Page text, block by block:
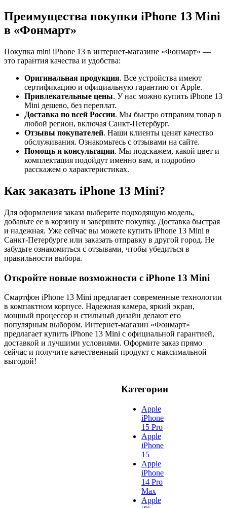
Преимущества покупки iPhone 13 Mini
в «Фонмарт»
Покупка mini iPhone 13 в интернет-магазине «Фонмарт» —
это гарантия качества и удобства:
Оригинальная продукция. Все устройства имеют
сертификацию и официальную гарантию от Apple.
Привлекательные цены. У нас можно купить iPhone 13
Mini дешево, без переплат.
Доставка по всей России. Мы быстро отправим товар в
любой регион, включая Санкт-Петербург.
Отзывы покупателей. Наши клиенты ценят качество
обслуживания. Ознакомьтесь с отзывами на сайте.
Помощь и консультации. Мы подскажем, какой цвет и
комплектация подойдут именно вам, и подробно
расскажем о характеристиках.
Как заказать iPhone 13 Mini?
Для оформления заказа выберите подходящую модель,
добавьте ее в корзину и завершите покупку. Доставка быстрая
и надежная. Уже сейчас вы можете купить iPhone 13 Mini в
Санкт-Петербурге или заказать отправку в другой город. Не
забудьте ознакомиться с отзывами, чтобы убедиться в
правильности выбора.
Откройте новые возможности с iPhone 13 Mini
Смартфон iPhone 13 Mini предлагает современные технологии
в компактном корпусе. Надежная камера, яркий экран,
мощный процессор и стильный дизайн делают его
популярным выбором. Интернет-магазин «Фонмарт»
предлагает купить iPhone 13 Mini с официальной гарантией,
доставкой и лучшими условиями. Оформите заказ прямо
сейчас и получите качественный продукт с максимальной
выгодой!
Категории
Apple
iPhone
15 Pro
Apple
iPhone
15
Apple
iPhone
14 Pro
Max
Apple